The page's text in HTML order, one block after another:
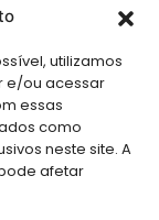
utilizamos
e/ou acessar
essas
como
neste site. A
afetar